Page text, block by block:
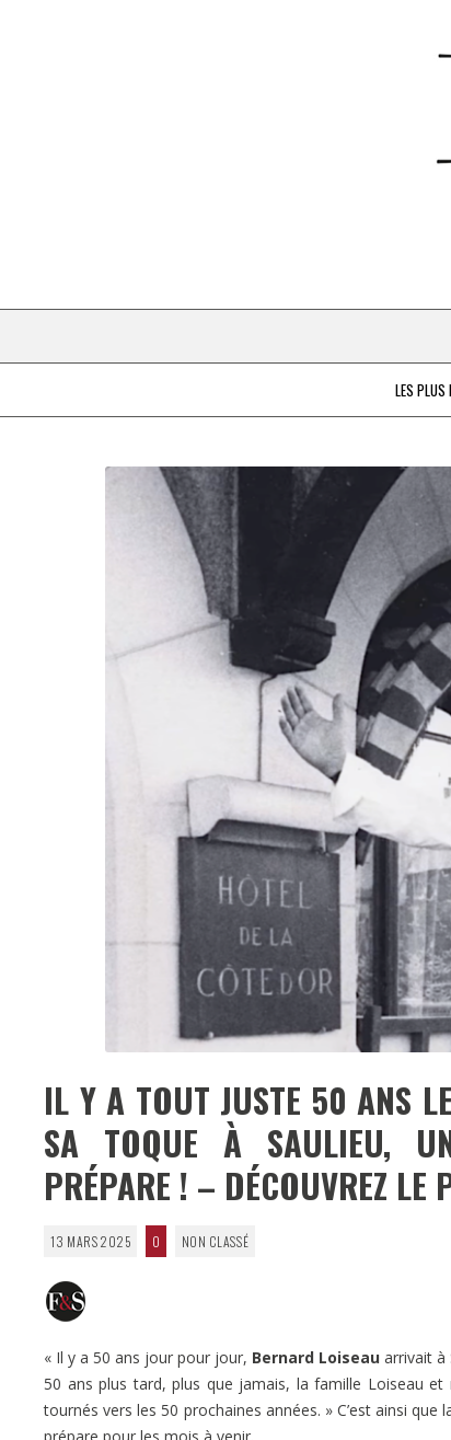
LES PLUS
IL Y A TOUT JUSTE 50 ANS
SA TOQUE À SAULIEU,
PRÉPARE ! – DÉCOUVREZ LE
13 MARS 2025 0 NON CLASSÉ
« Il y a 50 ans jour pour jour, Bernard Loiseau arrivait à
50 ans plus tard, plus que jamais, la famille Loiseau et
tournés vers les 50 prochaines années. » C’est ainsi que